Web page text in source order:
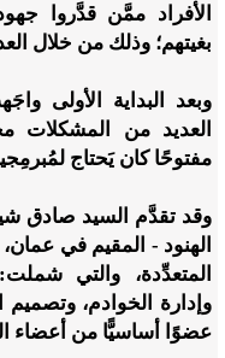
الأفراد ممَّن قدَّروا
بغيتهم؛ وذلك من خلال
وبعد البداية الأولى
العديد من المشكلات
مفتوحًا كان يَحتاج
وقد تقدَّم السيد صادق
الهنود - المقيم في
المتعدِّدة، والتي
وإدارة الخوادم،
عضوًا أساسيًّا من أعضاء